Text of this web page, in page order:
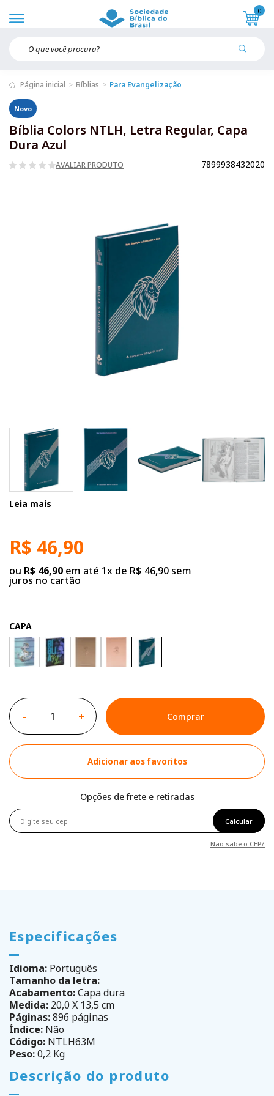
0
Página inicial Bíblias Para Evangelização
Novo
Bíblia Colors NTLH, Letra Regular, Capa
Dura Azul
AVALIAR PRODUTO 7899938432020
Leia mais
R$ 46,90
ou R$ 46,90 em até 1x de R$ 46,90 sem
juros no cartão
CAPA
- + Comprar
Adicionar aos favoritos
Opções de frete e retiradas
Calcular
Não sabe o CEP?
Especificações
Idioma: Português
Tamanho da letra:
Acabamento:Capa dura
Medida: 20,0 X 13,5 cm
Páginas:896 páginas
Índice: Não
Código: NTLH63M
Peso:0,2 Kg
Descrição do produto